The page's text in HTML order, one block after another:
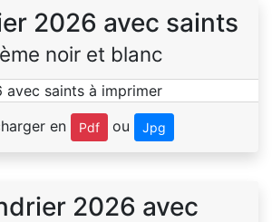
2026 avec saints
noir et blanc
en Pdf ou Jpg
2026 avec